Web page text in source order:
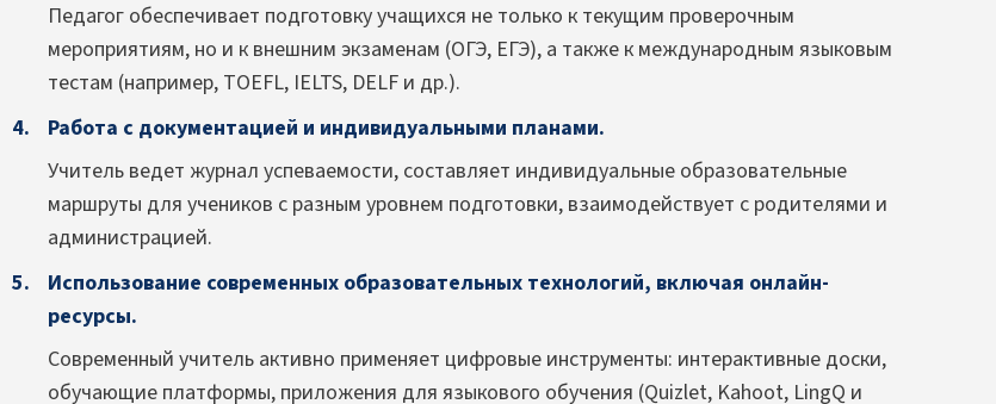
Педагог обеспечивает подготовку учащихся не только к текущим проверочным
мероприятиям, но и к внешним экзаменам (ОГЭ, ЕГЭ), а также к международным языковым
тестам (например, TOEFL, IELTS, DELF и др.).
Работа с документацией и индивидуальными планами.
Учитель ведет журнал успеваемости, составляет индивидуальные образовательные
маршруты для учеников с разным уровнем подготовки, взаимодействует с родителями и
администрацией.
Использование современных образовательных технологий, включая онлайн-
ресурсы.
Современный учитель активно применяет цифровые инструменты: интерактивные доски,
обучающие платформы, приложения для языкового обучения (Quizlet, Kahoot, LingQ и